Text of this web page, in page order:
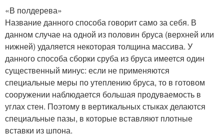
«В полдерева»
Название данного способа говорит само за себя. В
данном случае на одной из половин бруса (верхней или
нижней) удаляется некоторая толщина массива. У
данного способа сборки сруба из бруса имеется один
существенный минус: если не применяются
специальные меры по утеплению бруса, то в готовом
сооружении наблюдается большая продуваемость в
углах стен. Поэтому в вертикальных стыках делаются
специальные пазы, в которые вставляют плотные
вставки из шпона.